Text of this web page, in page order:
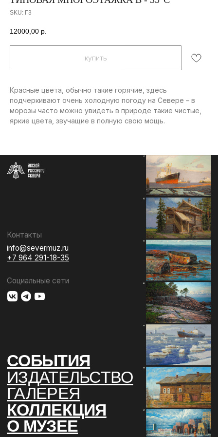
SKU: Г3
12000,00 р.
купить
Красные цвета, обычно такие горячие, здесь
подчеркивают очень холодную погоду на Севере – в
морозы часто можно увидеть в природе такие чистые,
яркие цвета, звучащие в полную свою мощь.
КОЛЛЕКЦИЯ
О МУЗЕЕ
ПОДДЕРЖАТЬ
КОНТАКТЫ
Использование материалов сайта
Разработка сайта
Контакты
info@severmuz.ru
+7 964 291-18-35